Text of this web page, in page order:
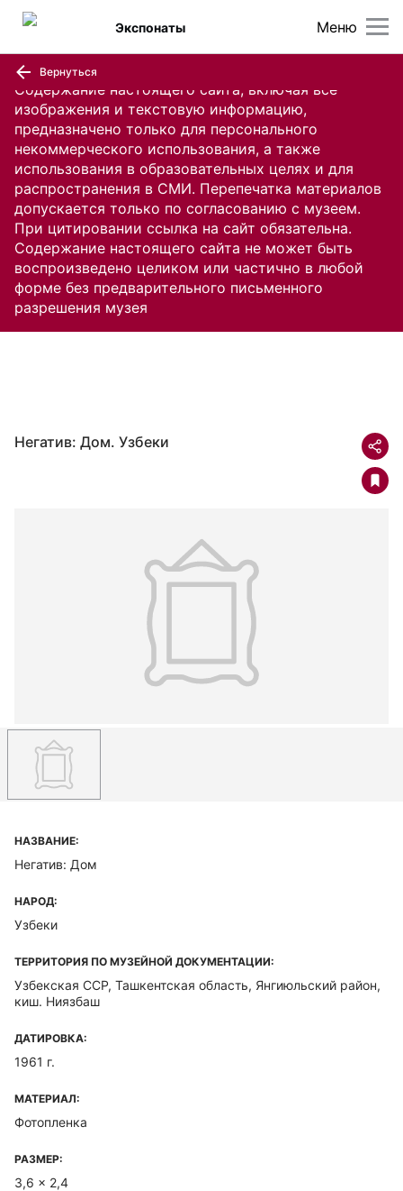
Содержание настоящего сайта, включая все
изображения и текстовую информацию,
предназначено только для персонального
некоммерческого использования, а также
использования в образовательных целях и для
распространения в СМИ. Перепечатка материалов
допускается только по согласованию с музеем.
При цитировании ссылка на сайт обязательна.
Содержание настоящего сайта не может быть
воспроизведено целиком или частично в любой
форме без предварительного письменного
разрешения музея
Меню
Экспонаты
Вернуться
Негатив: Дом. Узбеки
НАЗВАНИЕ:
Негатив: Дом
НАРОД:
Узбеки
ТЕРРИТОРИЯ ПО МУЗЕЙНОЙ ДОКУМЕНТАЦИИ:
Узбекская ССР, Ташкентская область, Янгиюльский район,
киш. Ниязбаш
ДАТИРОВКА:
1961 г.
МАТЕРИАЛ:
Фотопленка
РАЗМЕР:
3,6 x 2,4